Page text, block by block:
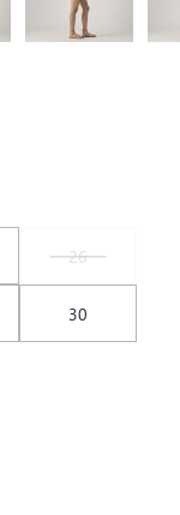
26
30